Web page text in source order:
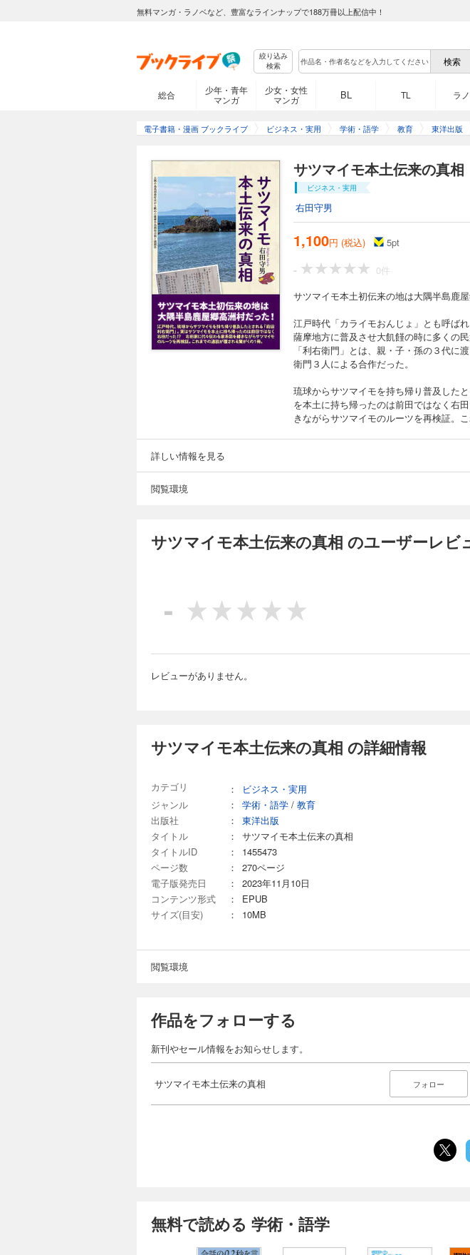
無料マンガ・ラノベなど、豊富なラインナップで188万冊以上配信中！
絞り込み
検索
総合
少年・青年
マンガ
少女・女性
マンガ
BL TL ラ
電子書籍・漫画 ブックライブ ビジネス・実用 学術・語学 教育 東洋出版
サツマイモ本土伝来の真相
ビジネス・実用
右田守男
1,100円 (税込) 5pt
-
0件
サツマイモ本土初伝来の地は大隅半島鹿
江戸時代「カライモおんじょ」とも呼ば
薩摩地方に普及させ大飢饉の時に多くの
「利右衛門」とは、親・子・孫の３代に
衛門３人による合作だった。
琉球からサツマイモを持ち帰り普及した
を本土に持ち帰ったのは前田ではなく右
きながらサツマイモのルーツを再検証。
詳しい情報を見る
閲覧環境
サツマイモ本土伝来の真相 のユーザーレビ
-
レビューがありません。
サツマイモ本土伝来の真相 の詳細情報
カテゴリ ：
ビジネス・実用
ジャンル
： 学術・語学 / 教育
出版社
：
東洋出版
タイトル
：
サツマイモ本土伝来の真相
タイトルID
：
1455473
ページ数
：
270ページ
電子版発売日
：
2023年11月10日
コンテンツ形式
：
EPUB
サイズ(目安)
： 10MB
閲覧環境
作品をフォローする
新刊やセール情報をお知らせします。
サツマイモ本土伝来の真相 フォロー
無料で読める 学術・語学